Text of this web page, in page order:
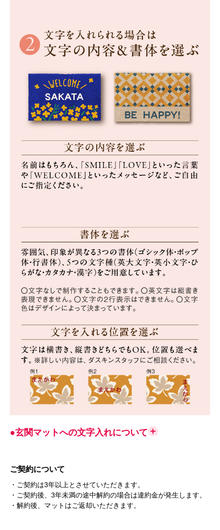
●玄関マットへの文字入れについて
ご契約について
・ご契約は3年以上とさせていただきます。
・ご契約後、3年未満の途中解約の場合は違約金が発生します。
・解約後、マットはご返却いただきます。